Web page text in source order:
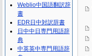
Weblio中国語翻訳辞
書
EDR日中対訳辞書
日中中日専門用語辞
典
中英英中専門用語辞